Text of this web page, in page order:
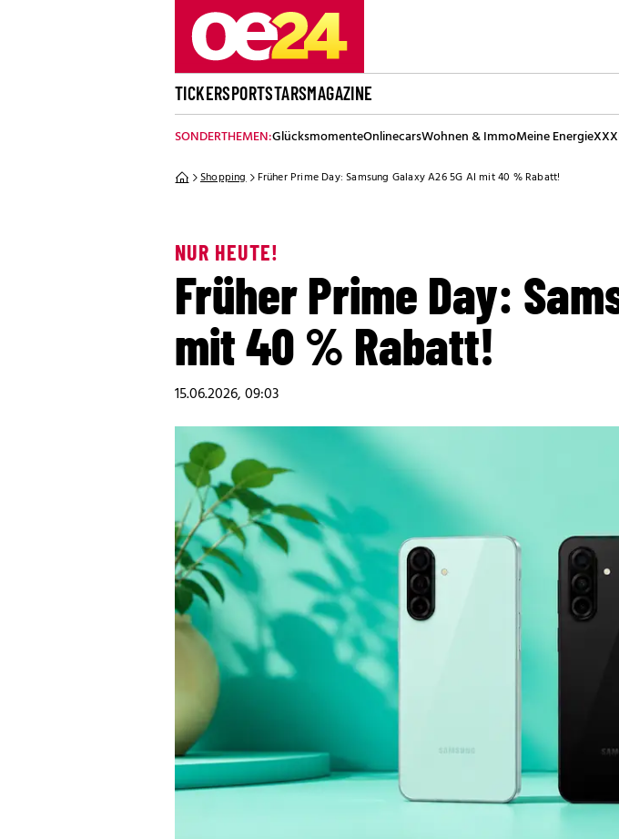
TICKERSPORTSTARSMAGAZINE
SONDERTHEMEN:GlücksmomenteOnlinecarsWohnen & ImmoMeine Energie
Shopping Früher Prime Day: Samsung Galaxy A26 5G AI mit 40 % Rabatt!
NUR HEUTE!
Früher Prime Day:
mit 40 % Rabatt!
15.06.2026, 09:03